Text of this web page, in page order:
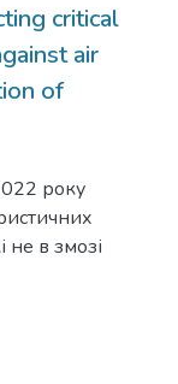
critical
air
of
року
не в змозі